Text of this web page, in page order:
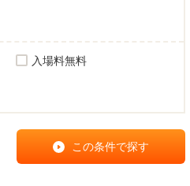
入場料無料